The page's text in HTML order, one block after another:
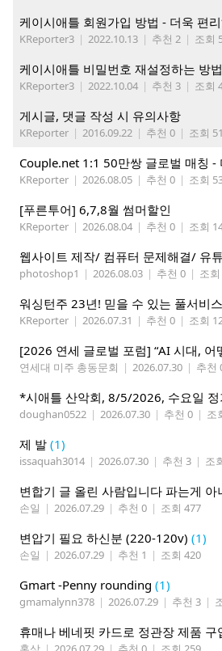
케이시애틀 회원가입 방법 - 더욱 편
KReporter3 | 2022.10.13 | 추천 2 | 조회
케이시애틀 비밀번호 재설정하는 방법
KReporter3 | 2022.10.04 | 추천 3 | 조회
게시글, 댓글 작성 시 유의사항
KReporter | 2016.09.22 | 추천 0 | 조회
KReporter | 2026.08.05 | 추천 0 | 조회
[푸른투어] 6,7,8월 썸머할인
KReporter | 2026.08.04 | 추천 0 | 조회
photoshop1 | 2026.08.03 | 추천 0 | 조
워싱턴주 23년! 믿을 수 있는 풀서비
KReporter | 2026.07.31 | 추천 0 | 조회
연세대 미주 총동문회 | 2026.07.30 | 추천
doughan0522 | 2026.07.30 | 추천 0 | 조
제 발 (1)
issaquah3014 | 2026.07.30 | 추천 3 | 조
손일 | 2026.07.29 | 추천 0 | 조회 477
변압기 필요 하신분 (220-120v) (1)
손일 | 2026.07.29 | 추천 1 | 조회 420
Gmart -Penny rounding (1)
gmamalynn378 | 2026.07.29 | 추천 3 |
휴매나 베네핏 카드로 정관장 제품 구